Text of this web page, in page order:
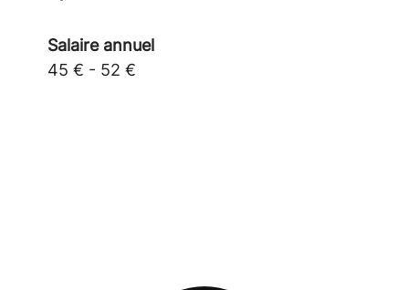
Salaire annuel
45 € - 52 €